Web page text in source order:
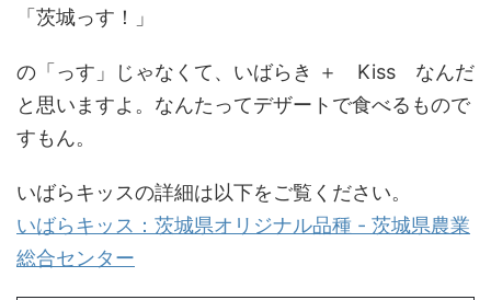
「茨城っす！」
の「っす」じゃなくて、いばらき ＋ Kiss なんだ
と思いますよ。なんたってデザートで食べるもので
すもん。
いばらキッスの詳細は以下をご覧ください。
いばらキッス：茨城県オリジナル品種 - 茨城県農業
総合センター